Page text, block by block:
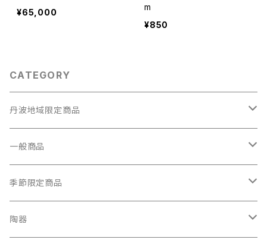
¥65,000
m
¥850
CATEGORY
丹波地域限定商品
農業体験
イベント講師派遣
空き家相談
一般商品
自動車
自転車
季節限定商品
秋の味覚
陶器